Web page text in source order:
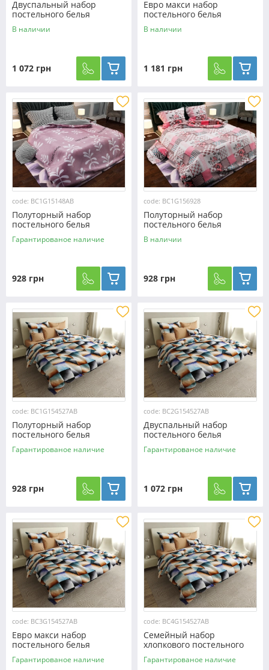
Двуспальный набор
постельного белья
180*220 из Бязи "Gold"
№151245AB Черешенка™
В наличии
1 072 грн
Евро макси набор
постельного белья
200*220 из Бязи "Gold"
№151245AB Черешенка™
В наличии
1 181 грн
code: BC1G15148AB
Полуторный набор
постельного белья
150*220 из Бязи "Gold"
№15148AB Черешенка™
Гарантированое наличие
928 грн
code: BC1G156928
Полуторный набор
постельного белья
150*220 из Бязи "Gold"
№156928 Черешенка™
В наличии
928 грн
code: BC1G154527AB
Полуторный набор
постельного белья
150*220 из Бязи "Gold"
№154527AB Черешенка™
Гарантированое наличие
928 грн
code: BC2G154527AB
Двуспальный набор
постельного белья
180*220 из Бязи "Gold"
№154527AB Черешенка™
Гарантированое наличие
1 072 грн
code: BC3G154527AB
Евро макси набор
постельного белья
200*220 из Бязи "Gold"
№154527AB Черешенка™
Гарантированое наличие
code: BC4G154527AB
Семейный набор
хлопкового постельного
белья из Бязи "Gold"
№154527AB Черешенка™
Гарантированое наличие